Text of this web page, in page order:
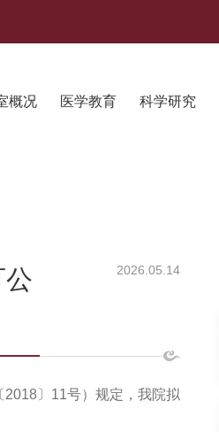
概况 医学教育 科学研究
2026.05.14
〕11号）规定，我院拟